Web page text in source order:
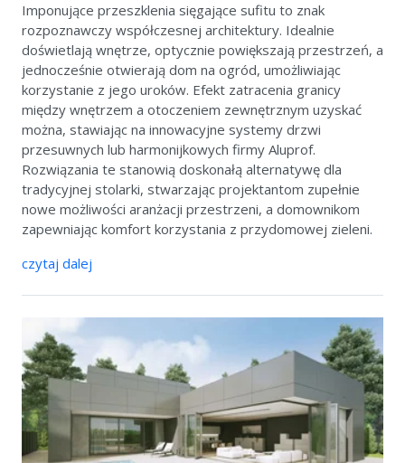
Imponujące przeszklenia sięgające sufitu to znak
rozpoznawczy współczesnej architektury. Idealnie
doświetlają wnętrze, optycznie powiększają przestrzeń, a
jednocześnie otwierają dom na ogród, umożliwiając
korzystanie z jego uroków. Efekt zatracenia granicy
między wnętrzem a otoczeniem zewnętrznym uzyskać
można, stawiając na innowacyjne systemy drzwi
przesuwnych lub harmonijkowych firmy Aluprof.
Rozwiązania te stanowią doskonałą alternatywę dla
tradycyjnej stolarki, stwarzając projektantom zupełnie
nowe możliwości aranżacji przestrzeni, a domownikom
zapewniając komfort korzystania z przydomowej zieleni.
czytaj dalej